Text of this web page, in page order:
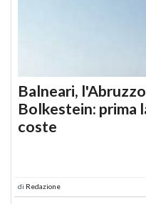
Balneari,
Bolkestein: prima
coste
di Redazione